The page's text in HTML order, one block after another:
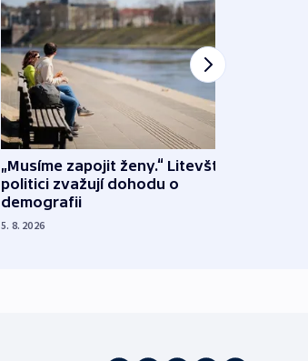
„Musíme zapojit ženy.“ Litevští
politici zvažují dohodu o
demografii
5. 8. 2026